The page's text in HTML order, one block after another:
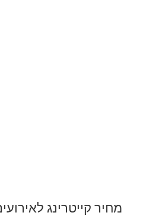
מחיר קייטרינג